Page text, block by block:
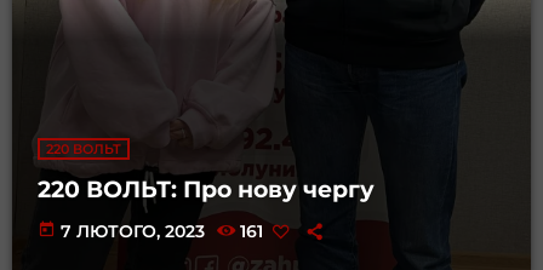
220 ВОЛЬТ
220 ВОЛЬТ: Про нову чергу
today 7 ЛЮТОГО, 2023 161